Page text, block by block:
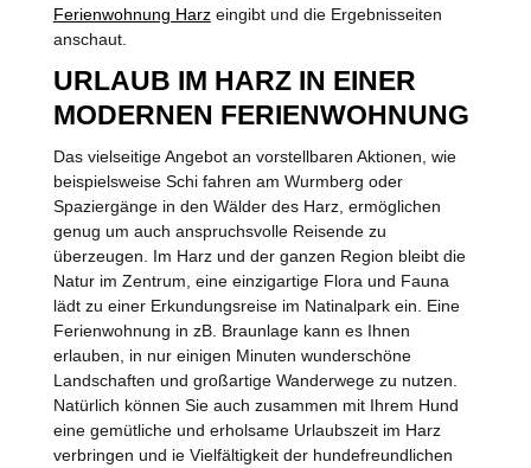
Ferienwohnung Harzeingibt und die Ergebnisseiten
anschaut.
URLAUB IM HARZ IN EINER
MODERNEN FERIENWOHNUNG
Das vielseitige Angebot an vorstellbaren Aktionen, wie
beispielsweise Schi fahren am Wurmberg oder
Spaziergänge in den Wälder des Harz, ermöglichen
genug um auch anspruchsvolle Reisende zu
überzeugen. Im Harz und der ganzen Region bleibt die
Natur im Zentrum, eine einzigartige Flora und Fauna
lädt zu einer Erkundungsreise im Natinalpark ein. Eine
Ferienwohnung in zB. Braunlage kann es Ihnen
erlauben, in nur einigen Minuten wunderschöne
Landschaften und großartige Wanderwege zu nutzen.
Natürlich können Sie auch zusammen mit Ihrem Hund
eine gemütliche und erholsame Urlaubszeit im Harz
verbringen und ie Vielfältigkeit der hundefreundlichen